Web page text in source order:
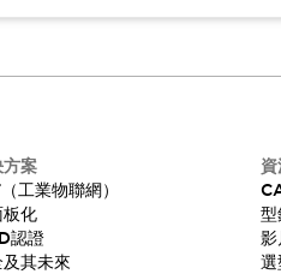
案
工業物聯網）
化
認證
其未來
型
影
選